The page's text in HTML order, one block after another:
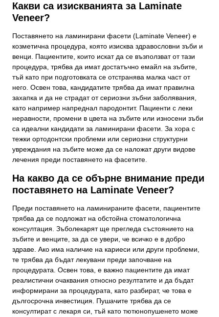
Какви са изискванията за Laminate
Veneer?
Поставянето на ламинирани фасети (Laminate Veneer) е
козметична процедура, която изисква здравословни зъби и
венци. Пациентите, които искат да се възползват от тази
процедура, трябва да имат достатъчно емайл на зъбите,
тъй като при подготовката се отстранява малка част от
него. Освен това, кандидатите трябва да имат правилна
захапка и да не страдат от сериозни зъбни заболявания,
като например напреднал пародонтит. Пациенти с леки
неравности, промени в цвета на зъбите или износени зъби
са идеални кандидати за ламинирани фасети. За хора с
тежки ортодонтски проблеми или сериозни структурни
увреждания на зъбите може да се наложат други видове
лечения преди поставянето на фасетите.
На какво да се обърне внимание преди
поставянето на Laminate Veneer?
Преди поставянето на ламинираните фасети, пациентите
трябва да се подложат на обстойна стоматологична
консултация. Зъболекарят ще прегледа състоянието на
зъбите и венците, за да се увери, че всичко е в добро
здраве. Ако има наличие на кариеси или други проблеми,
те трябва да бъдат лекувани преди започване на
процедурата. Освен това, е важно пациентите да имат
реалистични очаквания относно резултатите и да бъдат
информирани за процедурата, като разбират, че това е
дългосрочна инвестиция. Пушачите трябва да се
консултират с лекаря си, тъй като тютюнопушенето може